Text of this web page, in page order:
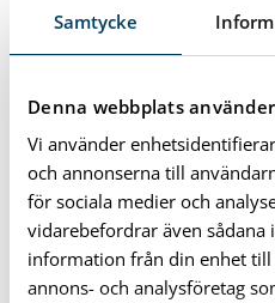
Samtycke
Denna webbplats
Vi använder
och annonserna till
för sociala medier och
vidarebefordrar även sådana
information från din enhet till
annons- och analysföretag
Sim 2
Förkunskaper:
deltagit i Sim 1
motsvarande
Mål med kursen:
Kunna simma 5 meter
livräddningsryggsim utan